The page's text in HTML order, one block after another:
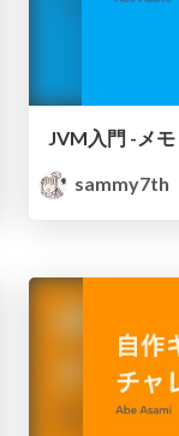
JVM入門 -メ
sammy7th